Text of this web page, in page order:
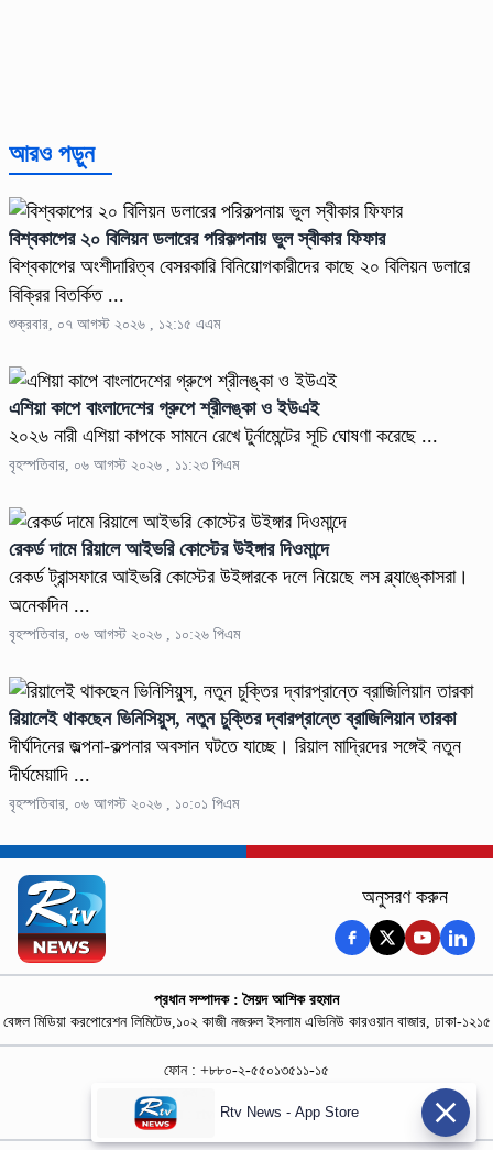
আরও পড়ুন
বিশ্বকাপের ২০ বিলিয়ন ডলারের পরিকল্পনায় ভুল স্বীকার ফিফার
বিশ্বকাপের অংশীদারিত্ব বেসরকারি বিনিয়োগকারীদের কাছে ২০ বিলিয়ন ডলারে
বিক্রির বিতর্কিত ...
শুক্রবার, ০৭ আগস্ট ২০২৬ , ১২:১৫ এএম
এশিয়া কাপে বাংলাদেশের গ্রুপে শ্রীলঙ্কা ও ইউএই
২০২৬ নারী এশিয়া কাপকে সামনে রেখে টুর্নামেন্টের সূচি ঘোষণা করেছে ...
বৃহস্পতিবার, ০৬ আগস্ট ২০২৬ , ১১:২৩ পিএম
রেকর্ড দামে রিয়ালে আইভরি কোস্টের উইঙ্গার দিওমান্দে
রেকর্ড ট্রান্সফারে আইভরি কোস্টের উইঙ্গারকে দলে নিয়েছে লস ব্ল্যাঙ্কোসরা।
অনেকদিন ...
বৃহস্পতিবার, ০৬ আগস্ট ২০২৬ , ১০:২৬ পিএম
রিয়ালেই থাকছেন ভিনিসিয়ুস, নতুন চুক্তির দ্বারপ্রান্তে ব্রাজিলিয়ান তারকা
দীর্ঘদিনের জল্পনা-কল্পনার অবসান ঘটতে যাচ্ছে। রিয়াল মাদ্রিদের সঙ্গেই নতুন
দীর্ঘমেয়াদি ...
বৃহস্পতিবার, ০৬ আগস্ট ২০২৬ , ১০:০১ পিএম
অনুসরণ করুন
প্রধান সম্পাদক : সৈয়দ আশিক রহমান
বেঙ্গল মিডিয়া করপোরেশন লিমিটেড,১০২ কাজী নজরুল ইসলাম এভিনিউ কারওয়ান বাজার, ঢাকা-১২১৫
ফোন : +৮৮০-২-৫৫০১৩৫১১-১৫
বিজ্ঞাপন :
rtvdigitalad@gmail.com
Rtv News - App Store